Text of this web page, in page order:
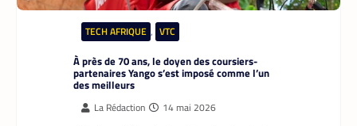
TECH AFRIQUE , VTC
À près de 70 ans, le doyen des coursiers-
partenaires Yango s’est imposé comme l’un
des meilleurs
La Rédaction 14 mai 2026